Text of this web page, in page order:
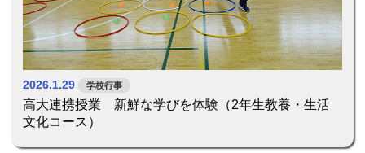
2026.1.29 学校行事
高大連携授業 新鮮な学びを体験（2年生教養・生活
文化コース）